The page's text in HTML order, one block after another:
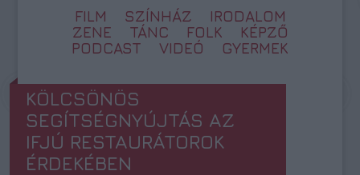
FILM SZÍNHÁZ
IRODALOM
ZENE
TÁNC FOLK
KÉPZŐ
PODCAST
VIDEÓ GYERMEK
KÖLCSÖNÖS
SEGÍTSÉGNYÚJTÁS AZ
IFJÚ RESTAURÁTOROK
ÉRDEKÉBEN